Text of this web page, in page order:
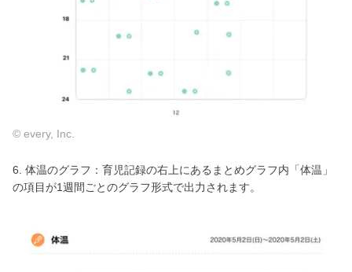
© every, Inc.
6. 体温のグラフ：育児記録の右上にあるまとめグラフ内「体温」
の項目が1週間ごとのグラフ形式で出力されます。